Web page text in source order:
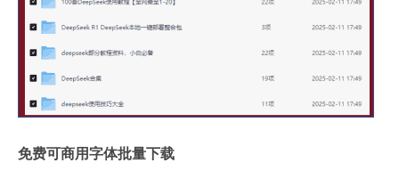
免费可商用字体批量下载